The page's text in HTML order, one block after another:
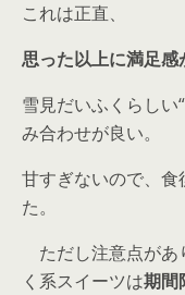
これは正直、
思った以上に満足感
雪見だいふくらしい
み合わせが良い。
甘すぎないので、
た。
ただし注意点があ
く系スイーツは期間